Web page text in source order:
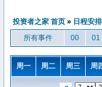
投资者之家 首页 » 日程安排
所有事件
00 01
周一 周二 周三 周